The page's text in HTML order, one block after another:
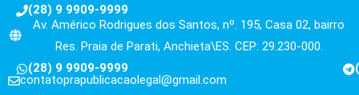
(28) 9 9909-9999
Av. Américo Rodrigues dos Santos, nº. 195, Casa 02, bairro
Res. Praia de Parati, Anchieta\ES. CEP: 29.230-000.
(28) 9 9909-9999
contatoprapublicacaolegal@gmail.com